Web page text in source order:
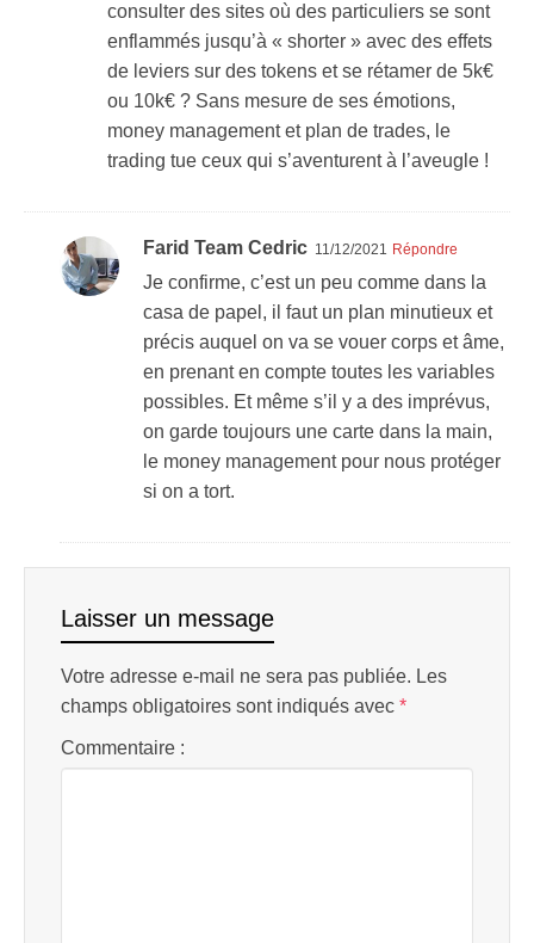
consulter des sites où des particuliers se sont
enflammés jusqu’à « shorter » avec des effets
de leviers sur des tokens et se rétamer de 5k€
ou 10k€ ? Sans mesure de ses émotions,
money management et plan de trades, le
trading tue ceux qui s’aventurent à l’aveugle !
Farid Team Cedric 11/12/2021 Répondre
Je confirme, c’est un peu comme dans la
casa de papel, il faut un plan minutieux et
précis auquel on va se vouer corps et âme,
en prenant en compte toutes les variables
possibles. Et même s’il y a des imprévus,
on garde toujours une carte dans la main,
le money management pour nous protéger
si on a tort.
Laisser un message
Votre adresse e-mail ne sera pas publiée. Les
champs obligatoires sont indiqués avec *
Commentaire :